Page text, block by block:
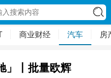
商业财经 汽车 房
」丨批量欧辉